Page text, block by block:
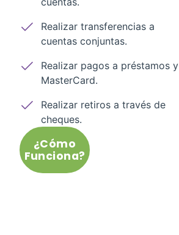
Realizar transferencias a
cuentas conjuntas.
Realizar pagos a préstamos y
MasterCard.
Realizar retiros a través de
cheques.
¿Cómo
Funciona?